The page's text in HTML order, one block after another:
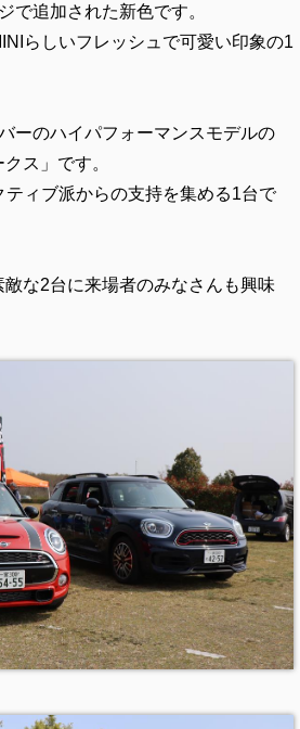
で追加された新色です。
らしいフレッシュで可愛い印象の1
ーのハイパフォーマンスモデルの
ス」です。
ティブ派からの支持を集める1台で
な2台に来場者のみなさんも興味